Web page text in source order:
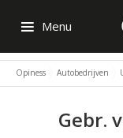
Menu
Opiness Autobedrijven
Gebr.